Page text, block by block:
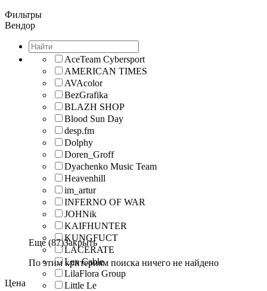
Фильтры
Вендор
AceTeam Cybersport
AMERICAN TIMES
AVAcolor
BezGrafika
BLAZH SHOP
Blood Sun Day
desp.fm
Dolphy
Doren_Groff
Dyachenko Music Team
Heavenhill
im_artur
INFERNO OF WAR
JOHNik
KAIFHUNTER
KUNGFUCT
LACERATE
Lex Cable
LilaFlora Group
Little Le
Еще (87)Закрыть
По этим критериям поиска ничего не найдено
Цена